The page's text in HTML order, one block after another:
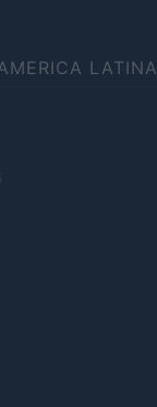
LATINA